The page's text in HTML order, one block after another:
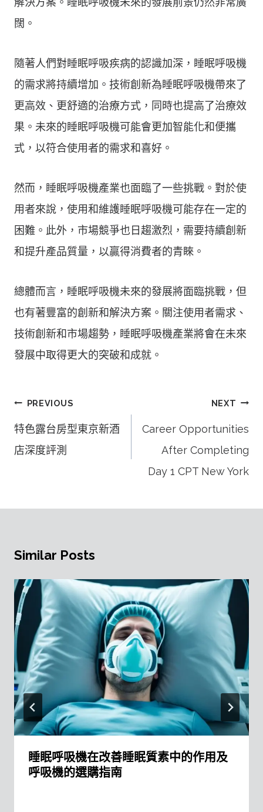
闊。
隨著人們對睡眠呼吸疾病的認識加深，睡眠呼吸機
的需求將持續增加。技術創新為睡眠呼吸機帶來了
更高效、更舒適的治療方式，同時也提高了治療效
果。未來的睡眠呼吸機可能會更加智能化和便攜
式，以符合使用者的需求和喜好。
然而，睡眠呼吸機產業也面臨了一些挑戰。對於使
用者來說，使用和維護睡眠呼吸機可能存在一定的
困難。此外，市場競爭也日趨激烈，需要持續創新
和提升產品質量，以贏得消費者的青睞。
總體而言，睡眠呼吸機未來的發展將面臨挑戰，但
也有著豐富的創新和解決方案。關注使用者需求、
技術創新和市場趨勢，睡眠呼吸機產業將會在未來
發展中取得更大的突破和成就。
文
章
覽
PREVIOUS
特色露台房型東京新酒
店深度評測
NEXT
Career Opportunities
After Completing
Day 1 CPT New York
Similar Posts
睡眠呼吸機在改善睡眠質素中的作用及
呼吸機的選購指南